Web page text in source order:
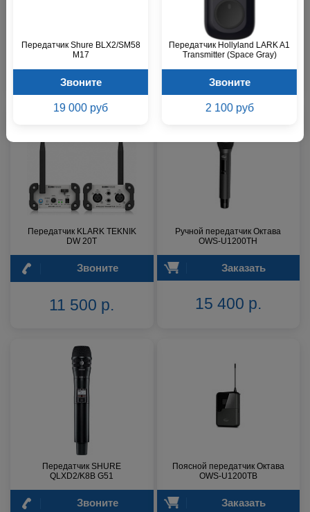
Передатчик Shure BLX2/SM58
M17
Звоните
19 000 руб
Передатчик Hollyland LARK A1
Transmitter (Space Gray)
Звоните
2 100 руб
4 500 р.
В наличии
4 800 р.
Передатчик KLARK TEKNIK
DW 20T
Звоните
11 500 р.
Ручной передатчик Октава
OWS-U1200TH
Заказать
15 400 р.
Передатчик SHURE
QLXD2/K8B G51
Звоните
Поясной передатчик Октава
OWS-U1200TB
Заказать